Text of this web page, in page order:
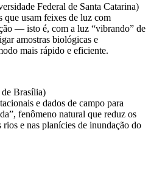
Federal de Santa Catarina)
que usam feixes de luz com
— isto é, com a luz “vibrando” de
amostras biológicas e
mais rápido e eficiente.
Brasília)
e dados de campo para
fenômeno natural que reduz os
e nas planícies de inundação do